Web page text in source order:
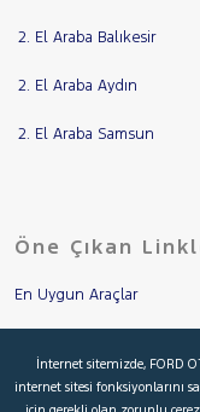
2. El Araba Balıkesir
2. El Araba Aydın
2. El Araba Samsun
Öne Çıkan
En Uygun Araçlar
İkinci El Garanti
İnternet sitemizde, FORD
internet sitesi